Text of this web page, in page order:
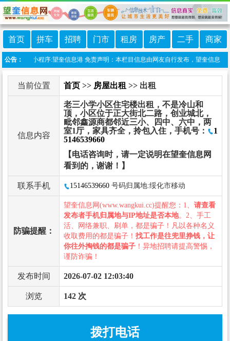
首页 拼车 招聘 门市 租房 房产 二手 商家
公告：
上线微信小程序:望奎信息港 免责声明：本栏目信息由网友自行发布，望奎信息网
当前位置 首页 >> 房屋出租 >> 出租
信息内容
老三小学小区住宅楼出租，不是冷山和
顶，小区位于正大街北二路，创业城北，
毗邻鑫源商都邻近三小、四中、六中，两
室1厅，家具齐全，拎包入住，手机号：
1
5146539660
【电话咨询时，请一定说明在望奎信息网
看到的，谢谢！】
联系手机 15146539660 号码归属地:绥化市移动
防骗提醒：
望奎信息网(www.wangkui.cc)提醒您：1、 请查看
发布者手机归属地与IP地址是否本地。2、手工
活、网络兼职、刷单，都是骗子！凡以各种名义
收取费用的都是骗子！ 找工作是往兜里挣钱，让
你往外掏钱的都是骗子 ！异地招聘请提高警惕，
谨防诈骗！
发布时间 2026-07-02 12:03:40
浏览 142 次
拨打电话